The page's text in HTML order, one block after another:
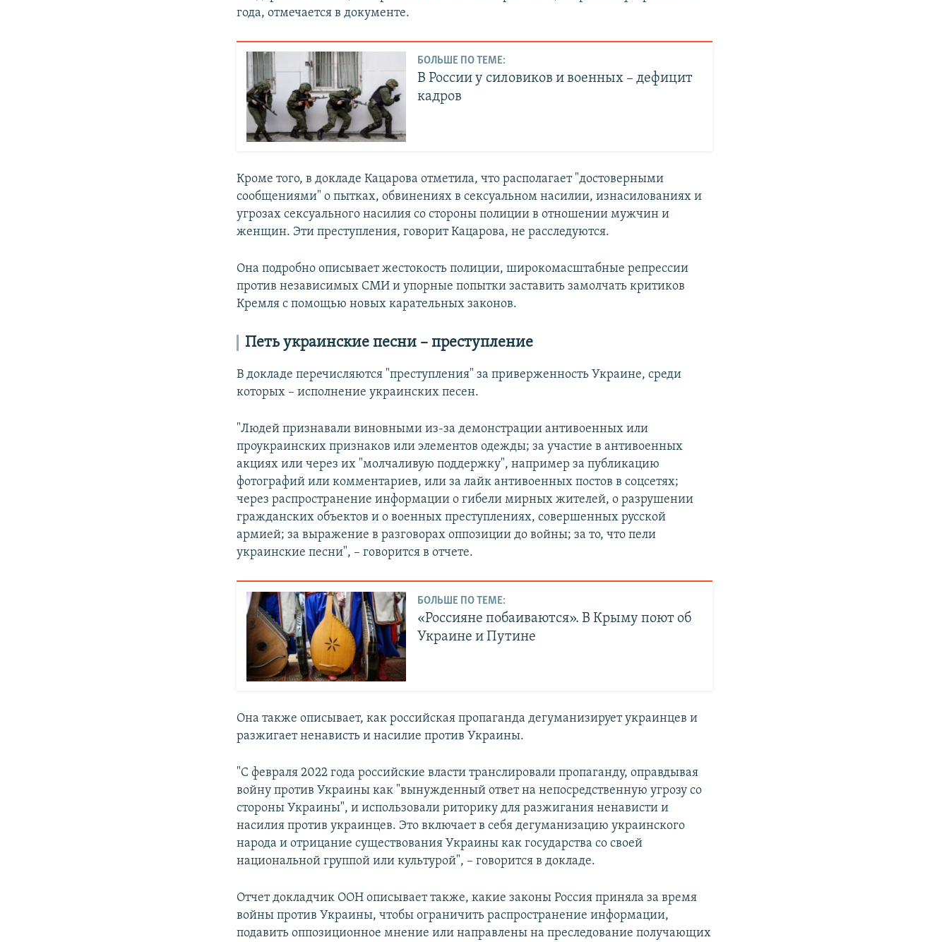
года, отмечается в документе.
БОЛЬШЕ ПО ТЕМЕ:
В России у силовиков и военных – дефицит
кадров
Кроме того, в докладе Кацарова отметила, что располагает "достоверными
сообщениями" о пытках, обвинениях в сексуальном насилии, изнасилованиях и
угрозах сексуального насилия со стороны полиции в отношении мужчин и
женщин. Эти преступления, говорит Кацарова, не расследуются.
Она подробно описывает жестокость полиции, широкомасштабные репрессии
против независимых СМИ и упорные попытки заставить замолчать критиков
Кремля с помощью новых карательных законов.
Петь украинские песни – преступление
В докладе перечисляются "преступления" за приверженность Украине, среди
которых – исполнение украинских песен.
"Людей признавали виновными из-за демонстрации антивоенных или
проукраинских признаков или элементов одежды; за участие в антивоенных
акциях или через их "молчаливую поддержку", например за публикацию
фотографий или комментариев, или за лайк антивоенных постов в соцсетях;
через распространение информации о гибели мирных жителей, о разрушении
гражданских объектов и о военных преступлениях, совершенных русской
армией; за выражение в разговорах оппозиции до войны; за то, что пели
украинские песни", – говорится в отчете.
БОЛЬШЕ ПО ТЕМЕ:
«Россияне побаиваются». В Крыму поют об
Украине и Путине
Она также описывает, как российская пропаганда дегуманизирует украинцев и
разжигает ненависть и насилие против Украины.
"С февраля 2022 года российские власти транслировали пропаганду, оправдывая
войну против Украины как "вынужденный ответ на непосредственную угрозу со
стороны Украины", и использовали риторику для разжигания ненависти и
насилия против украинцев. Это включает в себя дегуманизацию украинского
народа и отрицание существования Украины как государства со своей
национальной группой или культурой", – говорится в докладе.
Отчет докладчик ООН описывает также, какие законы Россия приняла за время
войны против Украины, чтобы ограничить распространение информации,
подавить оппозиционное мнение или направлены на преследование получающих